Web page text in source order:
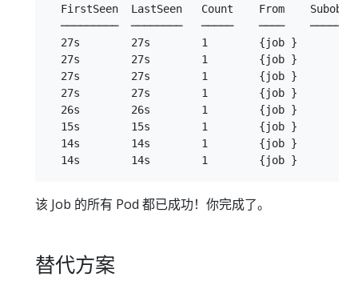
FirstSeen  LastSeen   Count    From
─────────  ────────   ─────    ────
27s        27s        1        {job }
27s        27s        1        {job }
27s        27s        1        {job }
27s        27s        1        {job }
26s        26s        1        {job }
15s        15s        1        {job }
14s        14s        1        {job }
该 Job 的所有 Pod 都已成功！你完成了。
替代方案